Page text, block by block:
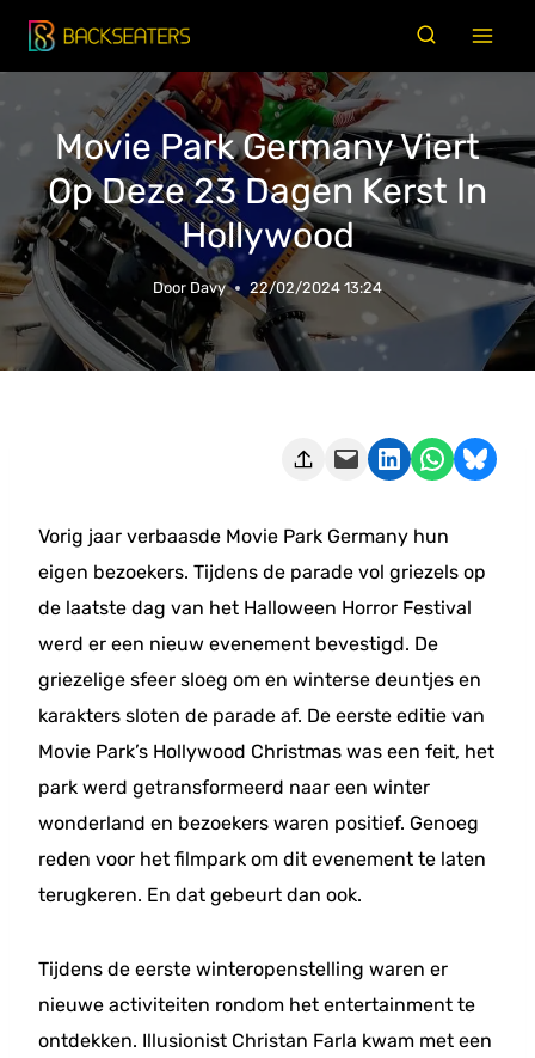
Doorgaan
naar
Movie Park Germany Viert
Op Deze 23 Dagen Kerst In
Hollywood
Door Davy 22/02/2024 13:24
Deze pagina e-mailen Delen op LinkedIn Delen via WhatsApp Share on Bluesky
Vorig jaar verbaasde Movie Park Germany hun
eigen bezoekers. Tijdens de parade vol griezels op
de laatste dag van het Halloween Horror Festival
werd er een nieuw evenement bevestigd. De
griezelige sfeer sloeg om en winterse deuntjes en
karakters sloten de parade af. De eerste editie van
Movie Park’s Hollywood Christmas was een feit, het
park werd getransformeerd naar een winter
wonderland en bezoekers waren positief. Genoeg
reden voor het filmpark om dit evenement te laten
terugkeren. En dat gebeurt dan ook.
Tijdens de eerste winteropenstelling waren er
nieuwe activiteiten rondom het entertainment te
ontdekken. Illusionist Christan Farla kwam met een